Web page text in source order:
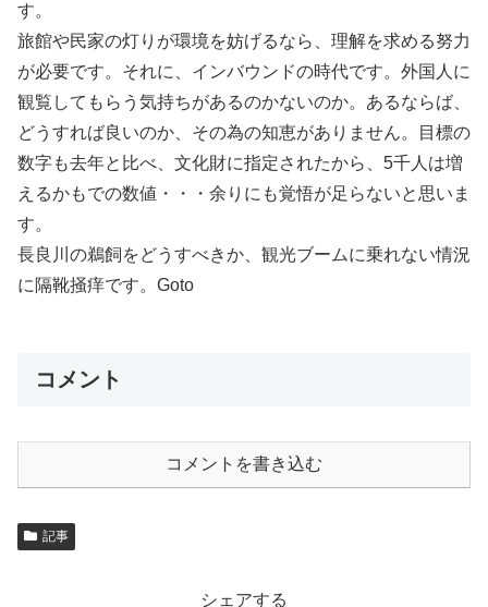
す。
旅館や民家の灯りが環境を妨げるなら、理解を求める努力
が必要です。それに、インバウンドの時代です。外国人に
観覧してもらう気持ちがあるのかないのか。あるならば、
どうすれば良いのか、その為の知恵がありません。目標の
数字も去年と比べ、文化財に指定されたから、5千人は増
えるかもでの数値・・・余りにも覚悟が足らないと思いま
す。
長良川の鵜飼をどうすべきか、観光ブームに乗れない情況
に隔靴掻痒です。Goto
コメント
コメントを書き込む
記事
シェアする